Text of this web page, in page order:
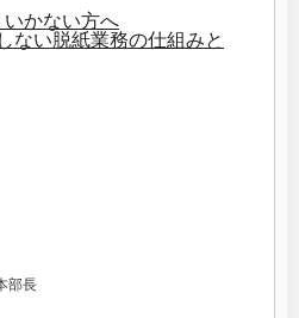
かない方へ
ない脱紙業務の仕組みと
部長